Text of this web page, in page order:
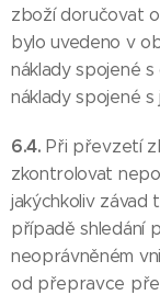
zboží doručovat
bylo uvedeno v
náklady spojené
náklady spojené
6.4.Při převzetí
zkontrolovat
jakýchkoliv
případě shledání
neoprávněném
od přepravce